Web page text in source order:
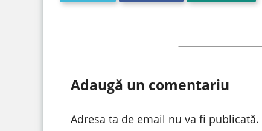
Adaugă un comentariu
Adresa ta de email nu va fi publicată.